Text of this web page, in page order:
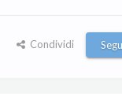
Condividi